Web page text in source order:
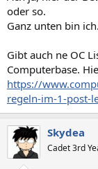
oder so.
Ganz unten bin
Gibt auch ne OC
Computerbase.
https://
regeln-im-1-post-
Skydea
Cadet 3rd